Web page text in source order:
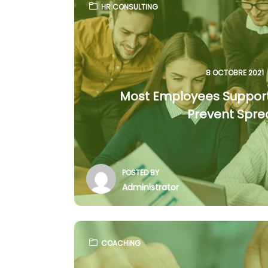
HR CONSULTING
8 OCTOBRE 2021
Most Employees
Prevent
POSTED BY
Administrator
COACHING